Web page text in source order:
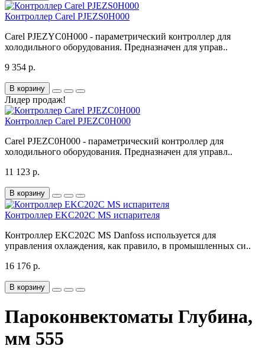
Контроллер Carel PJEZS0H000
Carel PJEZYC0H000 - параметрический контроллер для
холодильного оборудования. Предназначен для управ..
9 354 р.
В корзину
Лидер продаж!
Контроллер Carel PJEZC0H000
Carel PJEZC0H000 - параметрический контроллер для
холодильного оборудования. Предназначен для управл..
11 123 р.
В корзину
Контроллер EKC202C MS испарителя
Контроллер EKC202C MS Danfoss используется для
управления охлаждения, как правило, в промышленных си..
16 176 р.
В корзину
Пароконвектоматы Глубина,
мм 555